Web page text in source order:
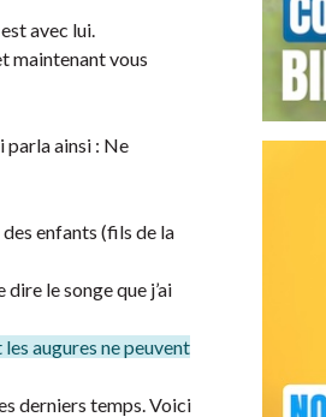
avec lui.
maintenant vous
parla ainsi : Ne
enfants (fils de la
le songe que j’ai
augures ne peuvent
derniers temps. Voici